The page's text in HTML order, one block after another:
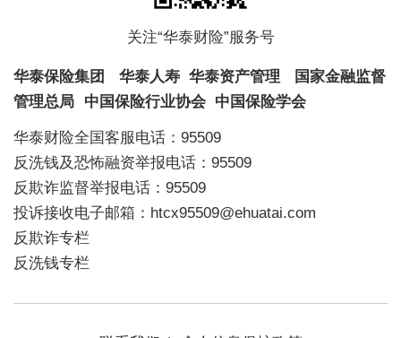
关注“华泰财险”服务号
华泰保险集团 华泰人寿 华泰资产管理
国家金融监督
管理总局
中国保险行业协会 中国保险学会
华泰财险全国客服电话：95509
反洗钱及恐怖融资举报电话：95509
反欺诈监督举报电话：95509
投诉接收电子邮箱：htcx95509@ehuatai.com
反欺诈专栏
反洗钱专栏